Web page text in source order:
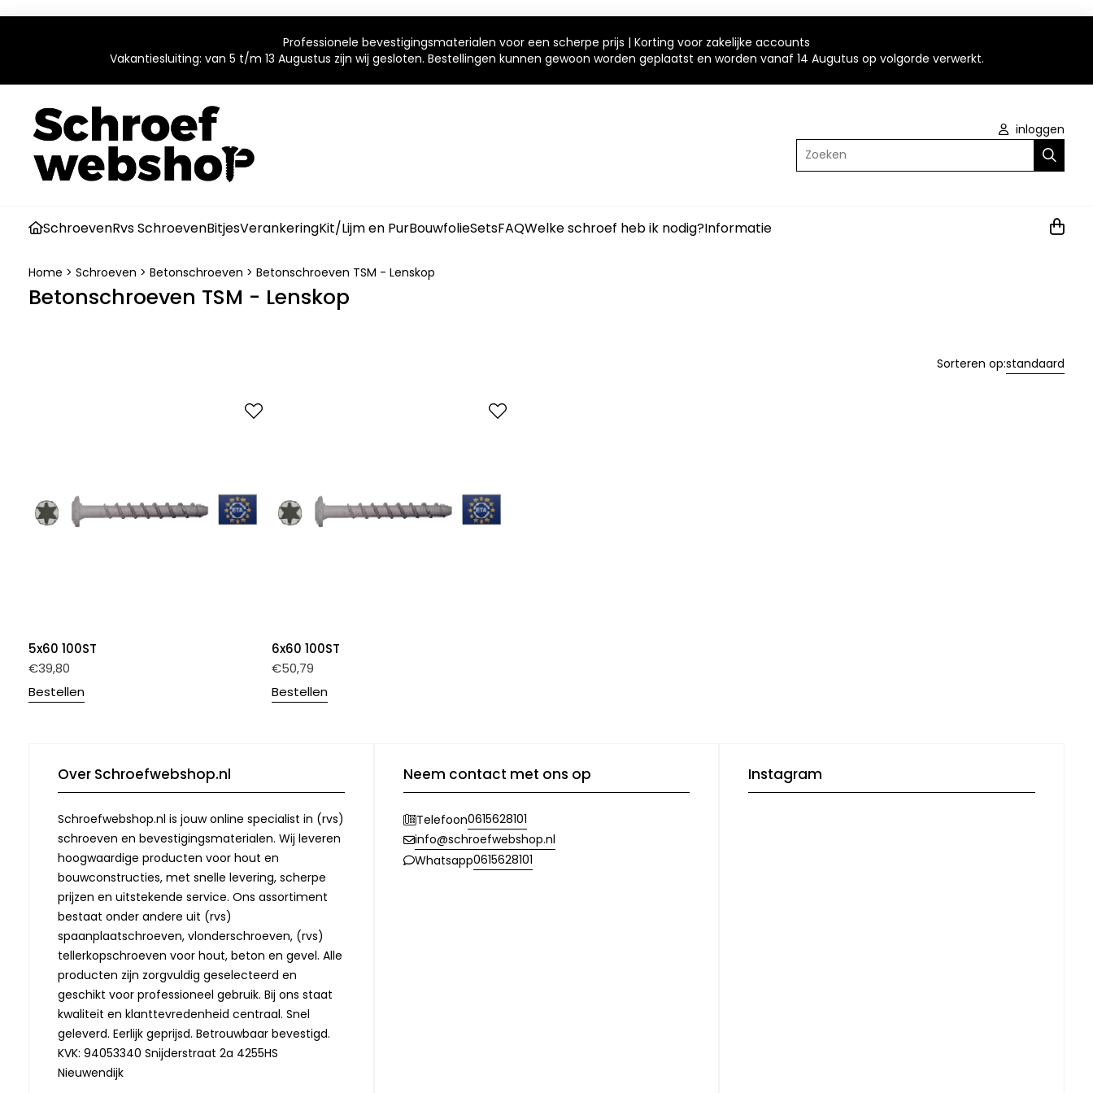
Professionele bevestigingsmaterialen voor een scherpe prijs | Korting voor zakelijke accounts
Vakantiesluiting: van 5 t/m 13 Augustus zijn wij gesloten. Bestellingen kunnen gewoon worden geplaatst en worden vanaf 14 Augutus op volgorde verwerkt.
inloggen
Zoeken
SchroevenRvs SchroevenBitjesVerankeringKit/Lijm en PurBouwfolieSetsFAQWelke schroef heb ik nodig?Informatie
Home > Schroeven > Betonschroeven > Betonschroeven TSM - Lenskop
Betonschroeven TSM - Lenskop
Sorteren op:standaard
5x60 100ST
€39,80
Bestellen
6x60 100ST
€50,79
Bestellen
Over Schroefwebshop.nl
Schroefwebshop.nl is jouw online specialist in (rvs)
schroeven en bevestigingsmaterialen. Wij leveren
hoogwaardige producten voor hout en
bouwconstructies, met snelle levering, scherpe
prijzen en uitstekende service. Ons assortiment
bestaat onder andere uit (rvs)
spaanplaatschroeven, vlonderschroeven, (rvs)
tellerkopschroeven voor hout, beton en gevel. Alle
producten zijn zorgvuldig geselecteerd en
geschikt voor professioneel gebruik. Bij ons staat
kwaliteit en klanttevredenheid centraal. Snel
geleverd. Eerlijk geprijsd. Betrouwbaar bevestigd.
KVK: 94053340 Snijderstraat 2a 4255HS
Nieuwendijk
Neem contact met ons op
Telefoon0615628101
info@schroefwebshop.nl
Whatsapp0615628101
Instagram